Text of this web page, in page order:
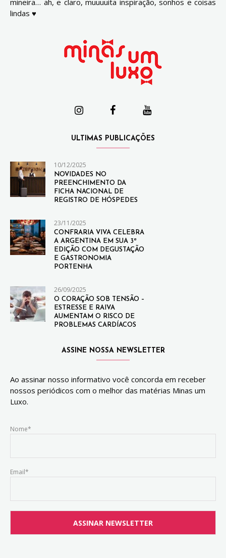
mineira… ah, e claro, muuuuita inspiração, sonhos e coisas
lindas ♥
ULTIMAS PUBLICAÇÕES
10/12/2025
NOVIDADES NO
PREENCHIMENTO DA
FICHA NACIONAL DE
REGISTRO DE HÓSPEDES
23/11/2025
CONFRARIA VIVA CELEBRA
A ARGENTINA EM SUA 3ª
EDIÇÃO COM DEGUSTAÇÃO
E GASTRONOMIA
PORTENHA
26/09/2025
O CORAÇÃO SOB TENSÃO –
ESTRESSE E RAIVA
AUMENTAM O RISCO DE
PROBLEMAS CARDÍACOS
ASSINE NOSSA NEWSLETTER
Ao assinar nosso informativo você concorda em receber
nossos periódicos com o melhor das matérias Minas um
Luxo.
Nome*
Email*